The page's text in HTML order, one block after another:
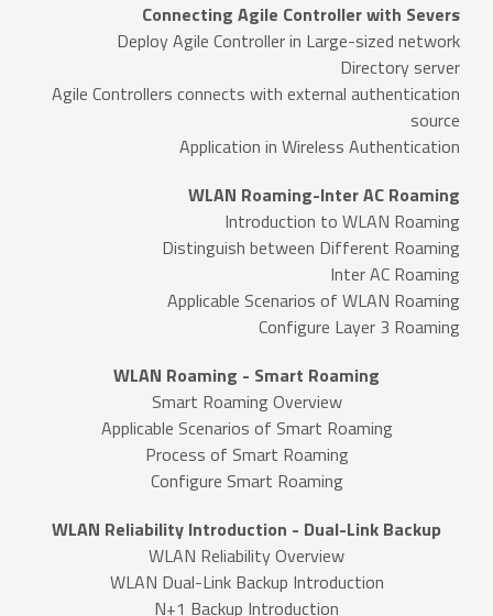
Connecting Agile Controller with Severs
Deploy Agile Controller in Large-sized network
Directory server
Agile Controllers connects with external authentication
source
Application in Wireless Authentication
WLAN Roaming-Inter AC Roaming
Introduction to WLAN Roaming
Distinguish between Different Roaming
Inter AC Roaming
Applicable Scenarios of WLAN Roaming
Configure Layer 3 Roaming
WLAN Roaming - Smart Roaming
Smart Roaming Overview
Applicable Scenarios of Smart Roaming
Process of Smart Roaming
Configure Smart Roaming
WLAN Reliability Introduction - Dual-Link Backup
WLAN Reliability Overview
WLAN Dual-Link Backup Introduction
N+1 Backup Introduction